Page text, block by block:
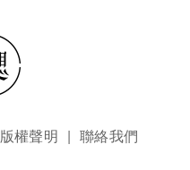
版權聲明 聯絡我們